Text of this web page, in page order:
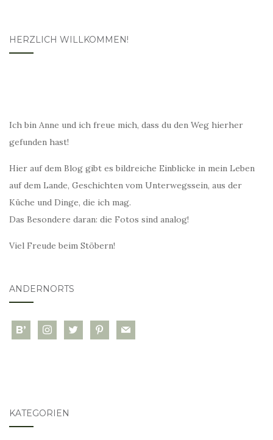
HERZLICH WILLKOMMEN!
Ich bin Anne und ich freue mich, dass du den Weg hierher
gefunden hast!
Hier auf dem Blog gibt es bildreiche Einblicke in mein Leben
auf dem Lande, Geschichten vom Unterwegssein, aus der
Küche und Dinge, die ich mag.
Das Besondere daran: die Fotos sind analog!
Viel Freude beim Stöbern!
ANDERNORTS
bloglovininstagramtwitter pinterest
mail
KATEGORIEN